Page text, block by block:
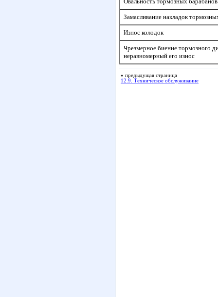
Замасливание накладок
Износ колодок
Чрезмерное биение тормозного
неравномерный его износ
« предыдущая страница
12.9. Техническое обслуживание